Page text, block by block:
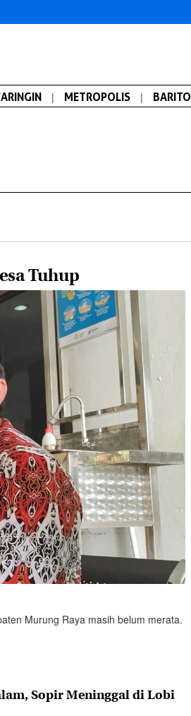
| METROPOLIS | BARITO
Tuhup
Murung Raya masih belum merata.
Sopir Meninggal di Lobi